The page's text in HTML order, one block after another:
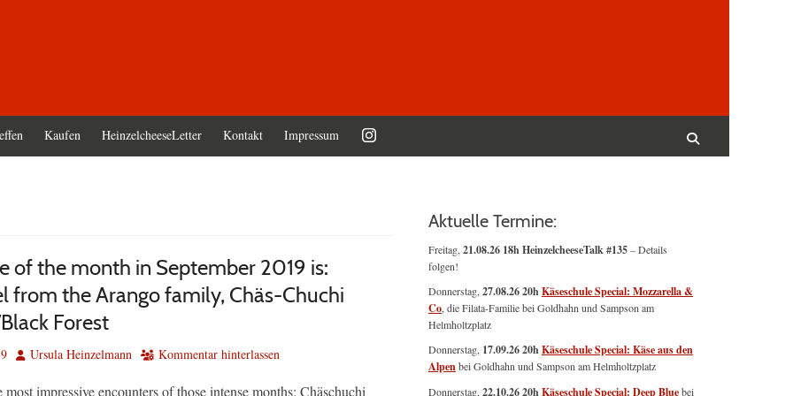
Kaufen HeinzelcheeseLetter Kontakt Impressum
of the month in September 2019 is:
from the Arango family, Chäs-Chuchi
Forest
AutorUrsula Heinzelmann Kommentar hinterlassen
impressive encounters of those intense months: Chäschuchi
Aktuelle Termine:
Freitag, 21.08.26 18h HeinzelcheeseTalk #135– Details
folgen!
Donnerstag, 27.08.26 20hKäseschule Special: Mozzarella &
Co , die Filata-Familie bei Goldhahn und Sampson am
Helmholtzplatz
Donnerstag, 17.09.26 20hKäseschule Special: Käse aus den
Alpenbei Goldhahn und Sampson am Helmholtzplatz
Donnerstag, 22.10.26 20hKäseschule Special: Deep Bluebei